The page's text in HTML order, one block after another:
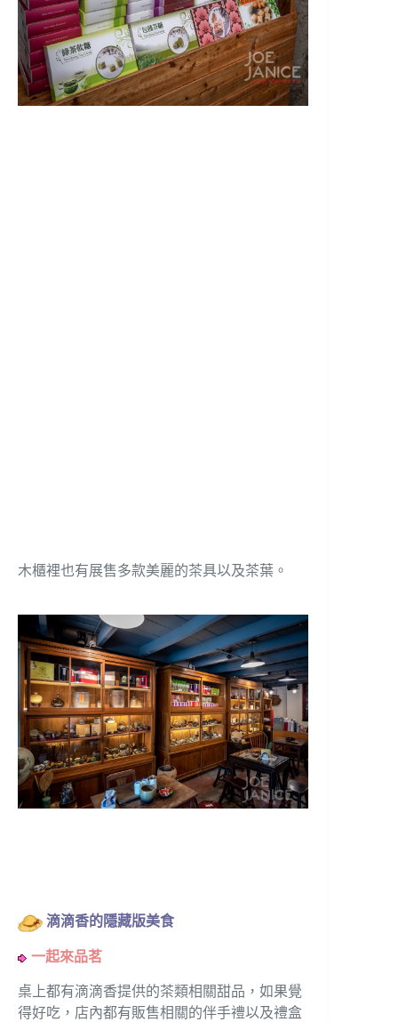
木櫃裡也有展售多款美麗的茶具以及茶葉。
滴滴香的隱藏版美食
一起來品茗
桌上都有滴滴香提供的茶類相關甜品，如果覺
得好吃，店內都有販售相關的伴手禮以及禮盒